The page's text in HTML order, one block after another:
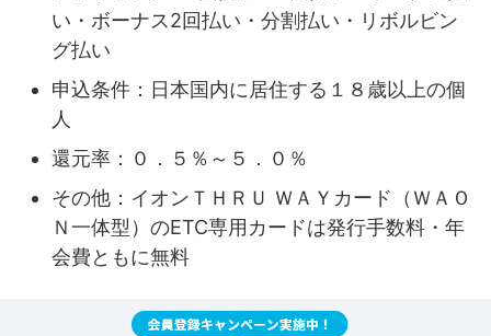
い・ボーナス2回払い・分割払い・リボルビン
グ払い
申込条件：日本国内に居住する１８歳以上の個
人
還元率：０．５％～５．０％
その他：イオンＴＨＲＵ ＷＡＹカード（ＷＡＯ
Ｎ一体型）のETC専用カードは発行手数料・年
会費ともに無料